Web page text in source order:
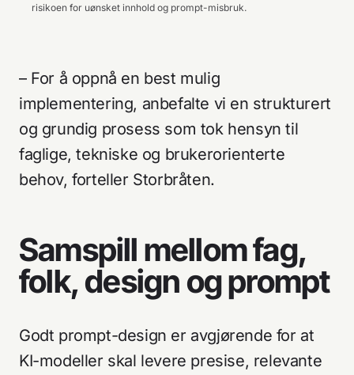
risikoen for uønsket innhold og prompt-misbruk.
– For å oppnå en best mulig
implementering, anbefalte vi en strukturert
og grundig prosess som tok hensyn til
faglige, tekniske og brukerorienterte
behov, forteller Storbråten.
Samspill mellom fag,
folk, design og prompt
Godt prompt-design er avgjørende for at
KI-modeller skal levere presise, relevante